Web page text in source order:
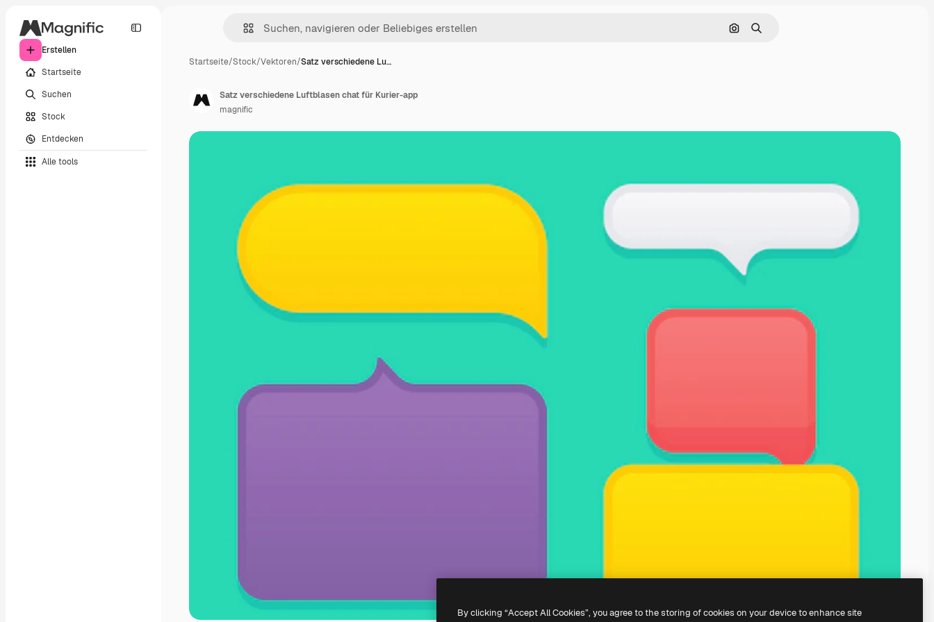
Erstellen
Startseite
Suchen
Stock
Entdecken
Alle tools
Nach Bild suchen
Suchen
Startseite/Stock/Vektoren/Satz verschiedene Lu…
Satz verschiedene Luftblasen chat für Kurier-app
magnific
By clicking “Accept All Cookies”, you agree to the storing of cookies on your device to enhance site